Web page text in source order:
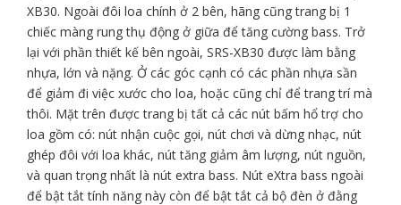
XB30. Ngoài đôi loa chính ở 2 bên, hãng cũng trang bị 1
chiếc màng rung thụ động ở giữa để tăng cường bass. Trở
lại với phần thiết kế bên ngoài, SRS-XB30 được làm bằng
nhựa, lớn và nặng. Ở các góc cạnh có các phần nhựa sần
để giảm đi việc xước cho loa, hoặc cũng chỉ để trang trí mà
thôi. Mặt trên được trang bị tất cả các nút bấm hổ trợ cho
loa gồm có: nút nhận cuộc gọi, nút chơi và dừng nhạc, nút
ghép đôi với loa khác, nút tăng giảm âm lượng, nút nguồn,
và quan trọng nhất là nút extra bass. Nút eXtra bass ngoài
để bật tắt tính năng này còn để bật tắt cả bộ đèn ở đằng